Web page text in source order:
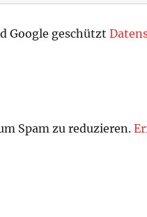
Google geschützt
Spam zu reduzieren.